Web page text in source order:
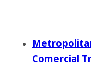
Comercial